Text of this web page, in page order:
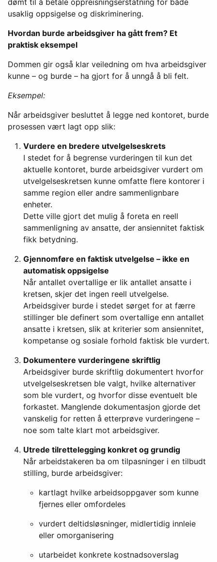
usaklig oppsigelse og diskriminering.
Hvordan burde arbeidsgiver ha gått frem? Et
praktisk eksempel
Dommen gir også klar veiledning om hva arbeidsgiver
kunne – og burde – ha gjort for å unngå å bli felt.
Eksempel:
Når arbeidsgiver besluttet å legge ned kontoret, burde
prosessen vært lagt opp slik:
Vurdere en bredere utvelgelseskrets
I stedet for å begrense vurderingen til kun det
aktuelle kontoret, burde arbeidsgiver vurdert om
utvelgelseskretsen kunne omfatte flere kontorer i
samme region eller andre sammenlignbare
enheter.
Dette ville gjort det mulig å foreta en reell
sammenligning av ansatte, der ansiennitet faktisk
fikk betydning.
Gjennomføre en faktisk utvelgelse – ikke en
automatisk oppsigelse
Når antallet overtallige er lik antallet ansatte i
kretsen, skjer det ingen reell utvelgelse.
Arbeidsgiver burde i stedet sørget for at færre
stillinger ble definert som overtallige enn antallet
ansatte i kretsen, slik at kriterier som ansiennitet,
kompetanse og sosiale forhold faktisk ble vurdert.
Dokumentere vurderingene skriftlig
Arbeidsgiver burde skriftlig dokumentert hvorfor
utvelgelseskretsen ble valgt, hvilke alternativer
som ble vurdert, og hvorfor disse eventuelt ble
forkastet. Manglende dokumentasjon gjorde det
vanskelig for retten å etterprøve vurderingene –
noe som talte klart mot arbeidsgiver.
Utrede tilrettelegging konkret og grundig
Når arbeidstakeren ba om tilpasninger i en tilbudt
stilling, burde arbeidsgiver:
kartlagt hvilke arbeidsoppgaver som kunne
fjernes eller omfordeles
vurdert deltidsløsninger, midlertidig innleie
eller omorganisering
utarbeidet konkrete kostnadsoverslag